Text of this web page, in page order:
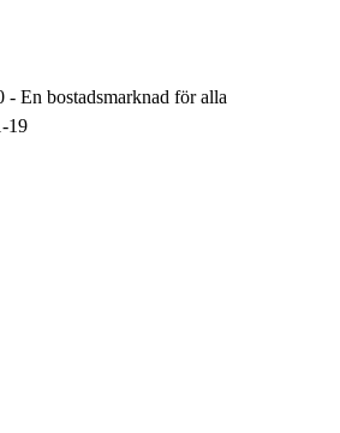
En bostadsmarknad för alla
19